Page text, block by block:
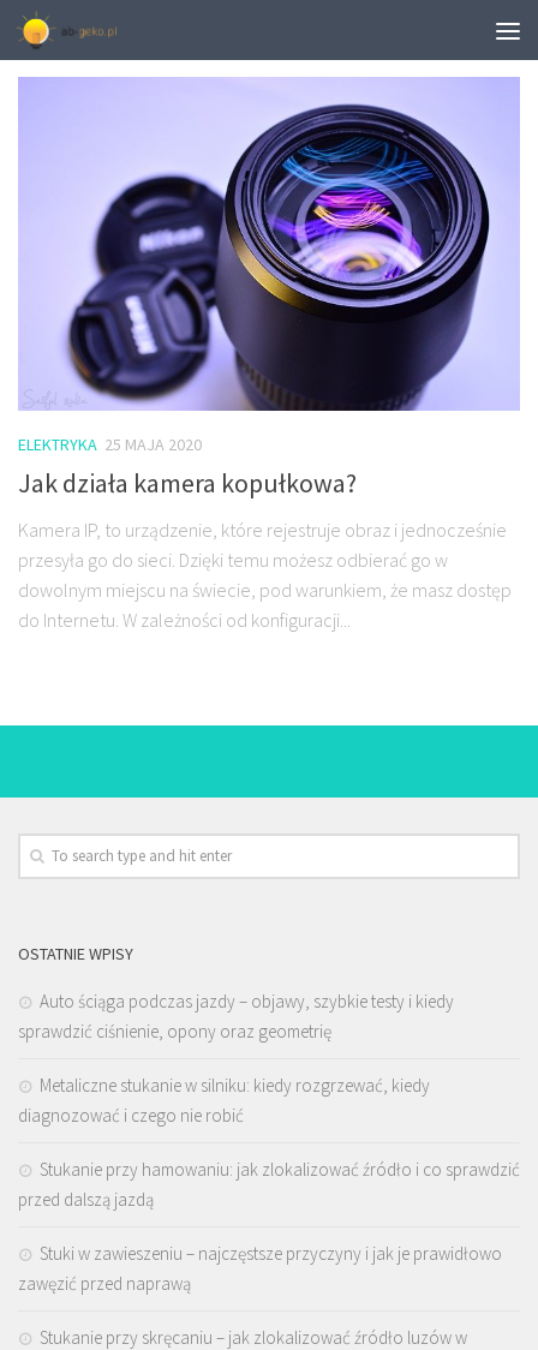
MONTHLY ARCHIVE:
ELEKTRYKA 25 MAJA 2020
Jak działa kamera kopułkowa?
Kamera IP, to urządzenie, które rejestruje obraz i jednocześnie
przesyła go do sieci. Dzięki temu możesz odbierać go w
dowolnym miejscu na świecie, pod warunkiem, że masz dostęp
do Internetu. W zależności od konfiguracji...
OSTATNIE WPISY
Auto ściąga podczas jazdy – objawy, szybkie testy i kiedy
sprawdzić ciśnienie, opony oraz geometrię
Metaliczne stukanie w silniku: kiedy rozgrzewać, kiedy
diagnozować i czego nie robić
Stukanie przy hamowaniu: jak zlokalizować źródło i co sprawdzić
przed dalszą jazdą
Stuki w zawieszeniu – najczęstsze przyczyny i jak je prawidłowo
zawęzić przed naprawą
Stukanie przy skręcaniu – jak zlokalizować źródło luzów w